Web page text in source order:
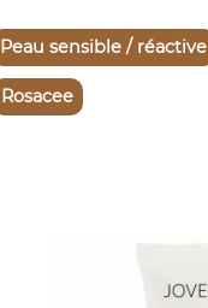
Peau sensible / réactive
Rosacee